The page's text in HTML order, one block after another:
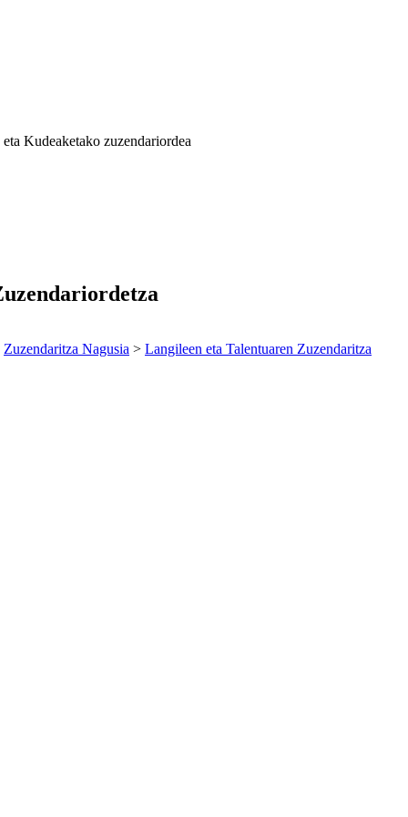
Kudeaketako zuzendariordea
Zuzendaritza Nagusia > Langileen eta Talentuaren Zuzendaritza